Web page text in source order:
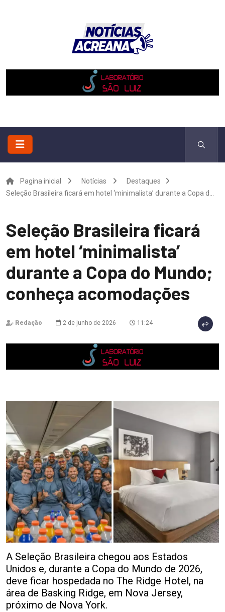
Pagina inicial Notícias
Destaques
Seleção Brasileira ficará em hotel ‘minimalista’ durante a Copa d...
Seleção Brasileira ficará
em hotel ‘minimalista’
durante a Copa do Mundo;
conheça acomodações
Redação 2 de junho de 2026 11:24
A Seleção Brasileira chegou aos Estados
Unidos e, durante a Copa do Mundo de 2026,
deve ficar hospedada no The Ridge Hotel, na
área de Basking Ridge, em Nova Jersey,
próximo de Nova York.